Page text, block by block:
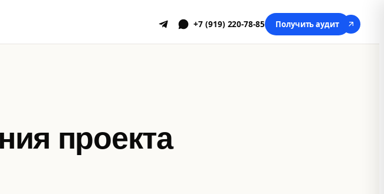
+7 (919) 220-78-85 Получить аудит
проекта